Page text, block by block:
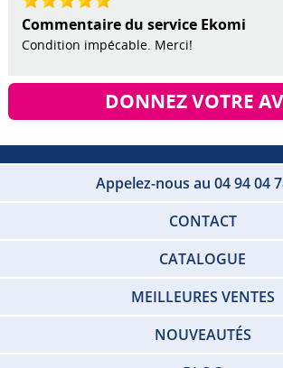
Commentaire du service Ekomi
Condition impécable. Merci!
DONNEZ VOTRE
Appelez-nous au 04 94 04
CONTACT
CATALOGUE
MEILLEURES VENTES
NOUVEAUTÉS